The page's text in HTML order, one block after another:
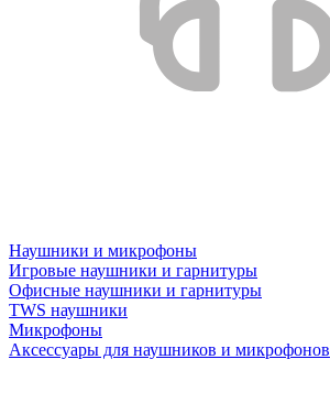
Наушники и микрофоны
Игровые наушники и гарнитуры
Офисные наушники и гарнитуры
TWS наушники
Микрофоны
Аксессуары для наушников и микрофонов